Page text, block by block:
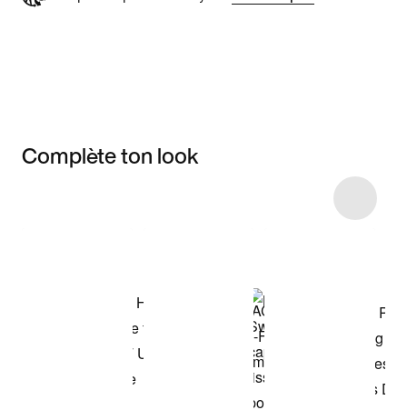
Complète ton look